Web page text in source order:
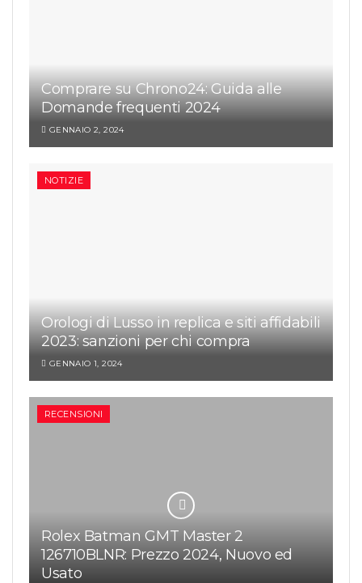
Comprare su Chrono24: Guida alle
Domande frequenti 2024
GENNAIO 2, 2024
NOTIZIE
Orologi di Lusso in replica e siti affidabili
2023: sanzioni per chi compra
GENNAIO 1, 2024
RECENSIONI
Rolex Batman GMT Master 2
126710BLNR: Prezzo 2024, Nuovo ed
Usato